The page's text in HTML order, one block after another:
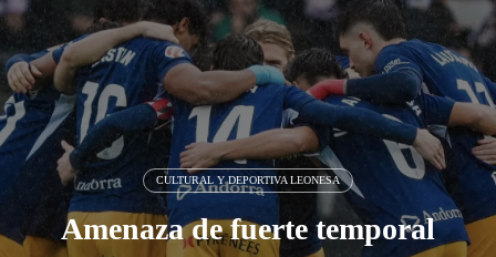
CULTURAL Y DEPORTIVA LEONESA
Amenaza de fuerte temporal